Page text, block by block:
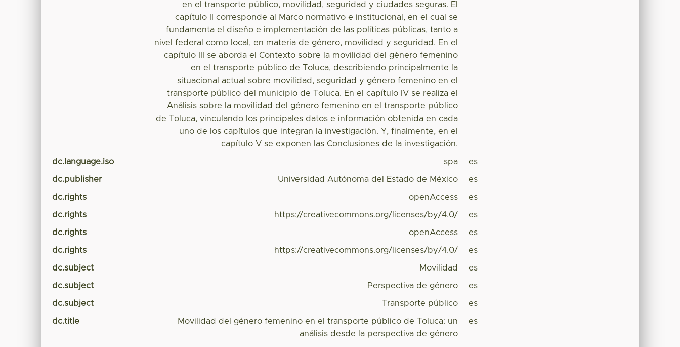
en el transporte público, movilidad, seguridad y ciudades seguras. El
capítulo II corresponde al Marco normativo e institucional, en el cual se
fundamenta el diseño e implementación de las políticas públicas, tanto a
nivel federal como local, en materia de género, movilidad y seguridad. En el
capítulo III se aborda el Contexto sobre la movilidad del género femenino
en el transporte público de Toluca, describiendo principalmente la
situacional actual sobre movilidad, seguridad y género femenino en el
transporte público del municipio de Toluca. En el capítulo IV se realiza el
Análisis sobre la movilidad del género femenino en el transporte público
de Toluca, vinculando los principales datos e información obtenida en cada
uno de los capítulos que integran la investigación. Y, finalmente, en el
capítulo V se exponen las Conclusiones de la investigación.
dc.language.iso spa es
dc.publisher Universidad Autónoma del Estado de México es
dc.rights openAccess es
dc.rights https://creativecommons.org/licenses/by/4.0/ es
dc.rights openAccess es
dc.rights https://creativecommons.org/licenses/by/4.0/ es
dc.subject Movilidad es
dc.subject Perspectiva de género es
dc.subject Transporte público es
dc.title
Movilidad del género femenino en el transporte público de Toluca: un
análisis desde la perspectiva de género
es